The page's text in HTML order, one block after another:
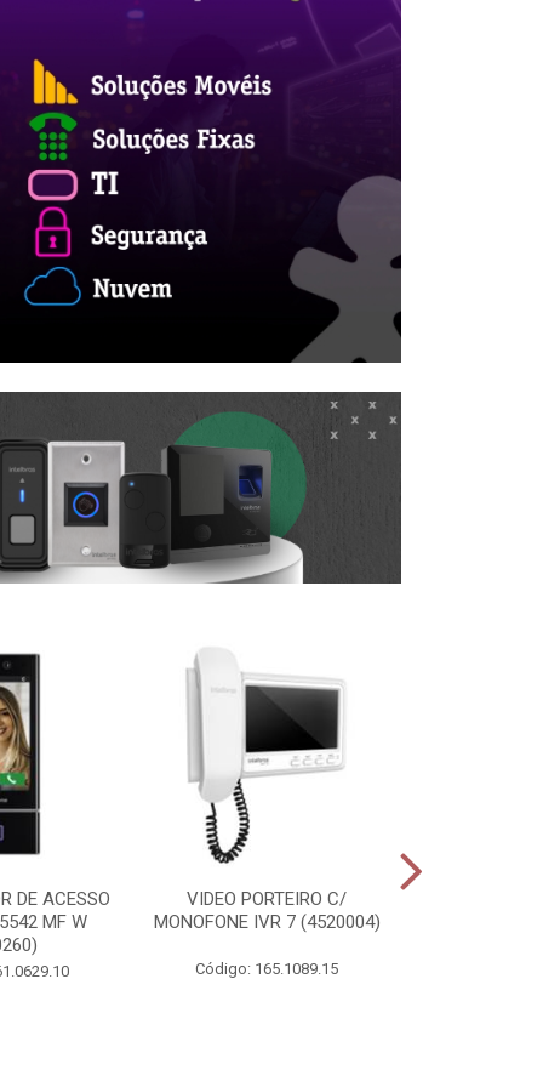
DE ACESSO
MF W
VIDEO PORTEIRO C/
MONOFONE IVR 7 (4520004)
Código: 165.1089.15